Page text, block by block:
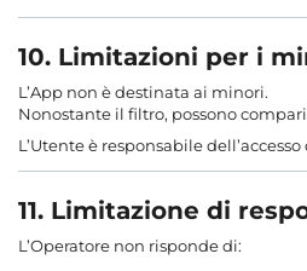
10. Limitazioni per i
L’App non è destinata ai minori.
Nonostante il filtro, possono
L’Utente è responsabile
11. Limitazione di
L’Operatore non risponde di: